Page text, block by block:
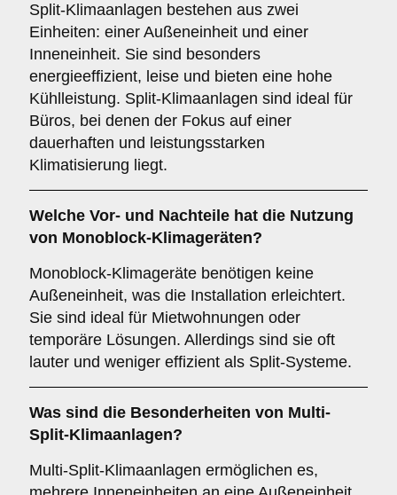
Split-Klimaanlagen bestehen aus zwei
Einheiten: einer Außeneinheit und einer
Inneneinheit. Sie sind besonders
energieeffizient, leise und bieten eine hohe
Kühlleistung. Split-Klimaanlagen sind ideal für
Büros, bei denen der Fokus auf einer
dauerhaften und leistungsstarken
Klimatisierung liegt.
Welche Vor- und Nachteile hat die Nutzung
von Monoblock-Klimageräten?
Monoblock-Klimageräte benötigen keine
Außeneinheit, was die Installation erleichtert.
Sie sind ideal für Mietwohnungen oder
temporäre Lösungen. Allerdings sind sie oft
lauter und weniger effizient als Split-Systeme.
Was sind die Besonderheiten von Multi-
Split-Klimaanlagen?
Multi-Split-Klimaanlagen ermöglichen es,